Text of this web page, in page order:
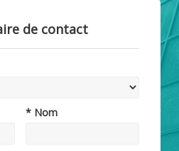
de contact
* Nom